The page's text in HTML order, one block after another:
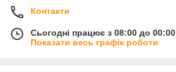
Контакти
Сьогодні працює з 08:00 до 00:00
Показати весь графік роботи